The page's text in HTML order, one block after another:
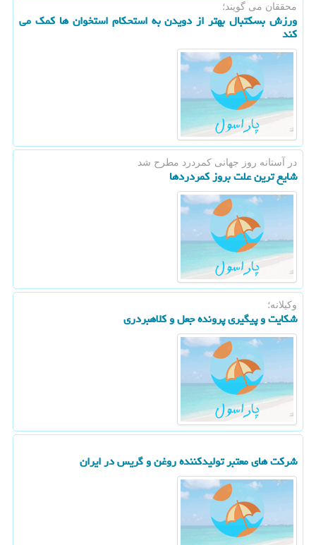
محققان می گویند؛
ورزش بسکتبال بهتر از دویدن به استحکام استخوان ها کمک می
کند
در آستانه روز جهانی كمردرد مطرح شد
شایع ترین علت بروز کمردردها
وکیلانه؛
شکایت و پیگیری پرونده جعل و کلاهبردری
شرکت های معتبر تولیدکننده روغن و گریس در ایران